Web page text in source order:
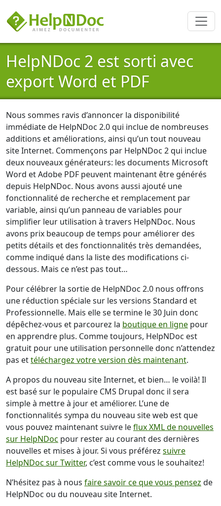
HelpNDoc 2 est sorti avec
export Word et PDF
Nous sommes ravis d’annoncer la disponibilité
immédiate de HelpNDoc 2.0 qui inclue de nombreuses
additions et améliorations, ainsi qu’un tout nouveau
site Internet. Commençons par HelpNDoc 2 qui inclue
deux nouveaux générateurs: les documents Microsoft
Word et Adobe PDF peuvent maintenant être générés
depuis HelpNDoc. Nous avons aussi ajouté une
fonctionnalité de recherche et remplacement par
variable, ainsi qu’un panneau de variables pour
simplifier leur utilisation à travers HelpNDoc. Nous
avons prix beaucoup de temps pour améliorer des
petits détails et des fonctionnalités très demandées,
comme indiqué dans la liste des modifications ci-
dessous. Mais ce n’est pas tout…
Pour célébrer la sortie de HelpNDoc 2.0 nous offrons
une réduction spéciale sur les versions Standard et
Professionnelle. Mais elle se termine le 30 Juin donc
dépêchez-vous et parcourez la boutique en ligne pour
en apprendre plus. Comme toujours, HelpNDoc est
gratuit pour une utilisation personnelle donc n’attendez
pas ettéléchargez votre version dès maintenant.
A propos du nouveau site Internet, et bien… le voilà! Il
est basé sur le populaire CMS Drupal donc il sera
simple à mettre à jour et améliorer. L’une de
fonctionnalités sympa du nouveau site web est que
vous pouvez maintenant suivre leflux XML de nouvelles
sur HelpNDoc pour rester au courant des dernières
nouvelles et mises à jour. Si vous préférez suivre
HelpNDoc sur Twitter, c’est comme vous le souhaitez!
N’hésitez pas à nous faire savoir ce que vous pensez de
HelpNDoc ou du nouveau site Internet.